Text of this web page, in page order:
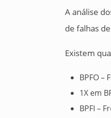
A análise
de falhas
Existem
BPFO –
1X em
BPFI –